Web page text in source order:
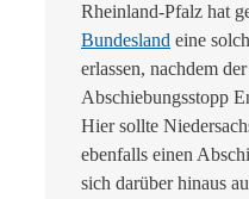
Rheinland-Pfalz hat
Bundesland eine
erlassen, nachdem
Abschiebungsstopp
Hier sollte
ebenfalls einen
sich darüber hinaus